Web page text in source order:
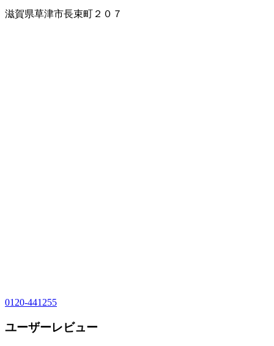
滋賀県草津市長束町２０７
0120-441255
ユーザーレビュー